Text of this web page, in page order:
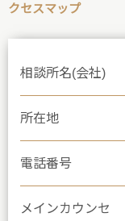
クセスマップ
相談所名(会社)
所在地
電話番号
メインカウンセ